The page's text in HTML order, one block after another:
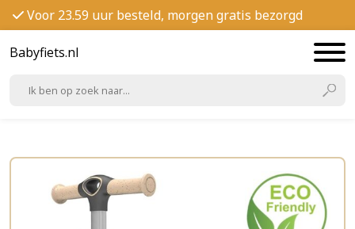
Voor 23.59 uur besteld, morgen gratis bezorgd
Babyfiets.nl